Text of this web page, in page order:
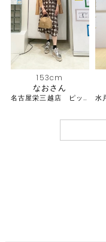
153cm
なおさん
名古屋栄三越店 ピッコーネ